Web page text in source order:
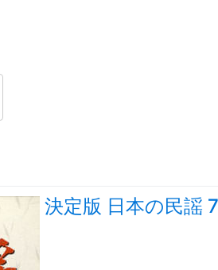
決定版 日本の民謡